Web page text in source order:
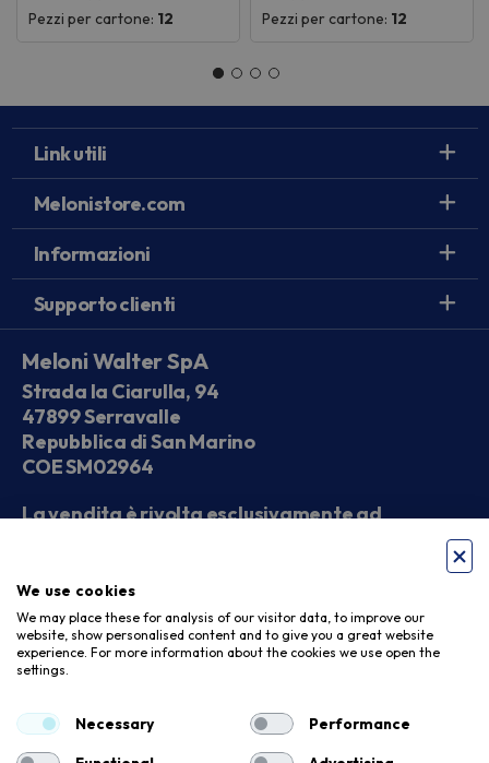
Pezzi per cartone: 12 Pezzi per cartone: 12
Link utili
Melonistore.com
Informazioni
Supporto clienti
Meloni Walter SpA
Strada la Ciarulla, 94
47899 Serravalle
Repubblica di San Marino
COE SM02964
La vendita è rivolta esclusivamente ad
Accettiamo
Seguici sui social
We use cookies
We may place these for analysis of our visitor data, to improve our
website, show personalised content and to give you a great website
experience. For more information about the cookies we use open the
settings.
Necessary
Performance